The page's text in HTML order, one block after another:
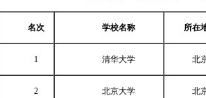
名次 学校名称 所在
1 清华大学 北
2 北京大学 北